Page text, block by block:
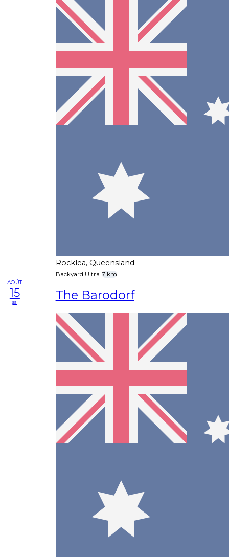
Rocklea, Queensland
Backyard Ultra 7 km
AOÛT
15
sa The Barodorf